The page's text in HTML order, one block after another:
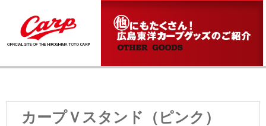
カープＶスタンド（ピンク）